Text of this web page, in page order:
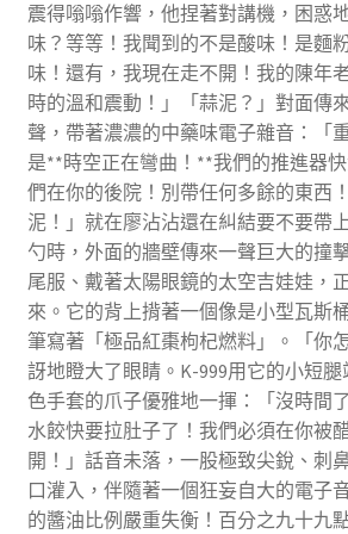
震得嗡嗡作響，他捏著對講機，困惑
味？等等！我聞到的不是酸味！是麵
味！還有，我現在走不開！我的陳年
時的溫和震動！」「蒜泥？」對面傳
聲，帶著濃濃的中藥味電子雜音：「
是**時空正在彎曲！**我們的推進器
們在你的後院！別帶任何多餘的東西
泥！」就在廖沾沾還在糾結要不要帶
勺時，外面的牆壁傳來一聲巨大的撞
尾服、戴著太陽眼鏡的太空吉娃娃，
來。它的背上揹著一個像是小型瓦斯
筆寫著「極品紅棗枸杞燃料」。「你
訝地瞪大了眼睛。K-999用它的小短
色手套的爪子優雅地一揮：「沒時間
水餃快要拉肚子了！我們必須在你被
開！」話音未落，一股極致尖銳、刺
口灌入，伴隨著一個狂妄自大的電子
的醬油比例嚴重失衡！百分之九十九